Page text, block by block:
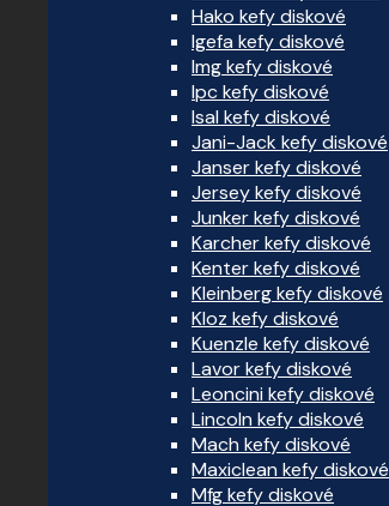
Hako kefy diskové
Igefa kefy diskové
Img kefy diskové
Ipc kefy diskové
Isal kefy diskové
Jani-Jack kefy diskové
Janser kefy diskové
Jersey kefy diskové
Junker kefy diskové
Karcher kefy diskové
Kenter kefy diskové
Kleinberg kefy diskové
Kloz kefy diskové
Kuenzle kefy diskové
Lavor kefy diskové
Leoncini kefy diskové
Lincoln kefy diskové
Mach kefy diskové
Maxiclean kefy diskové
Mfg kefy diskové